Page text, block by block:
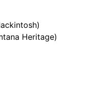
Heritage)